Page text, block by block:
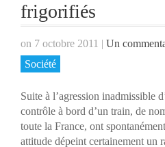
frigorifiés
on 7 octobre 2011 | Un
Société
Suite à l’agression inadmissible
contrôle à bord d’un train, de
toute la France, ont
attitude dépeint certainement un